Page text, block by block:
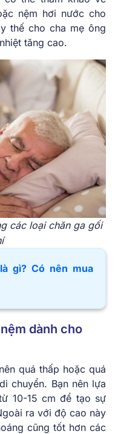
nệm hơi nước cho
thế cho cha mẹ ông
tăng cao.
các loại chăn ga gối
gì? Có nên mua
dành cho
quá thấp hoặc quá
chuyển. Bạn nên lựa
10-15 cm để tạo sự
ra với độ cao này
cũng tốt hơn các